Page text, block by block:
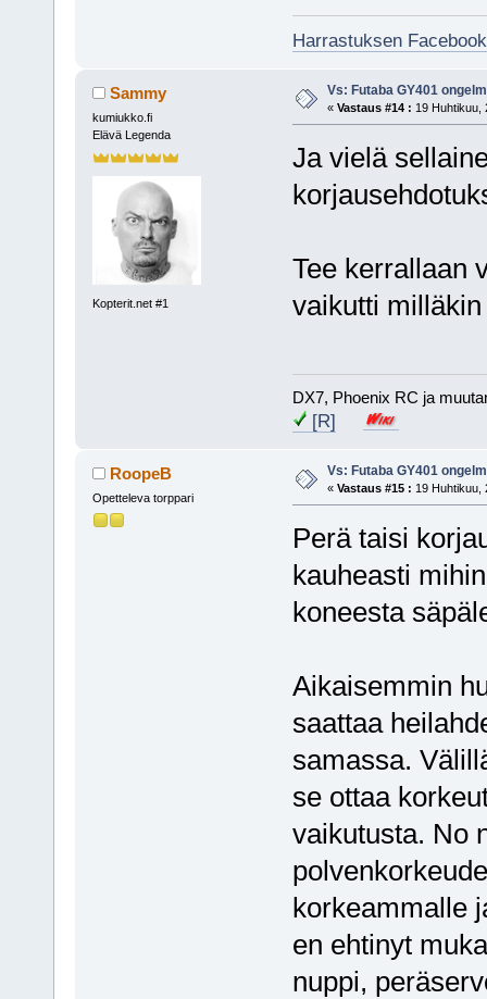
Harrastuksen
Sammy
kumiukko.fi
Elävä Legenda
Kopterit.net #1
Vs: Futaba GY401
« Vastaus #14 : 19 Huhtikuu,
Ja vielä
Tee kerrallaan
vaikutti
DX7, Phoenix RC ja
[R]
RoopeB
Opetteleva torppari
Vs: Futaba GY401
« Vastaus #15 : 19 Huhtikuu,
Perä taisi
kauheasti
koneesta
Aikaisemmin
saattaa
samassa.
se ottaa
vaikutusta. No
korkeammalle
en ehtinyt
nuppi,